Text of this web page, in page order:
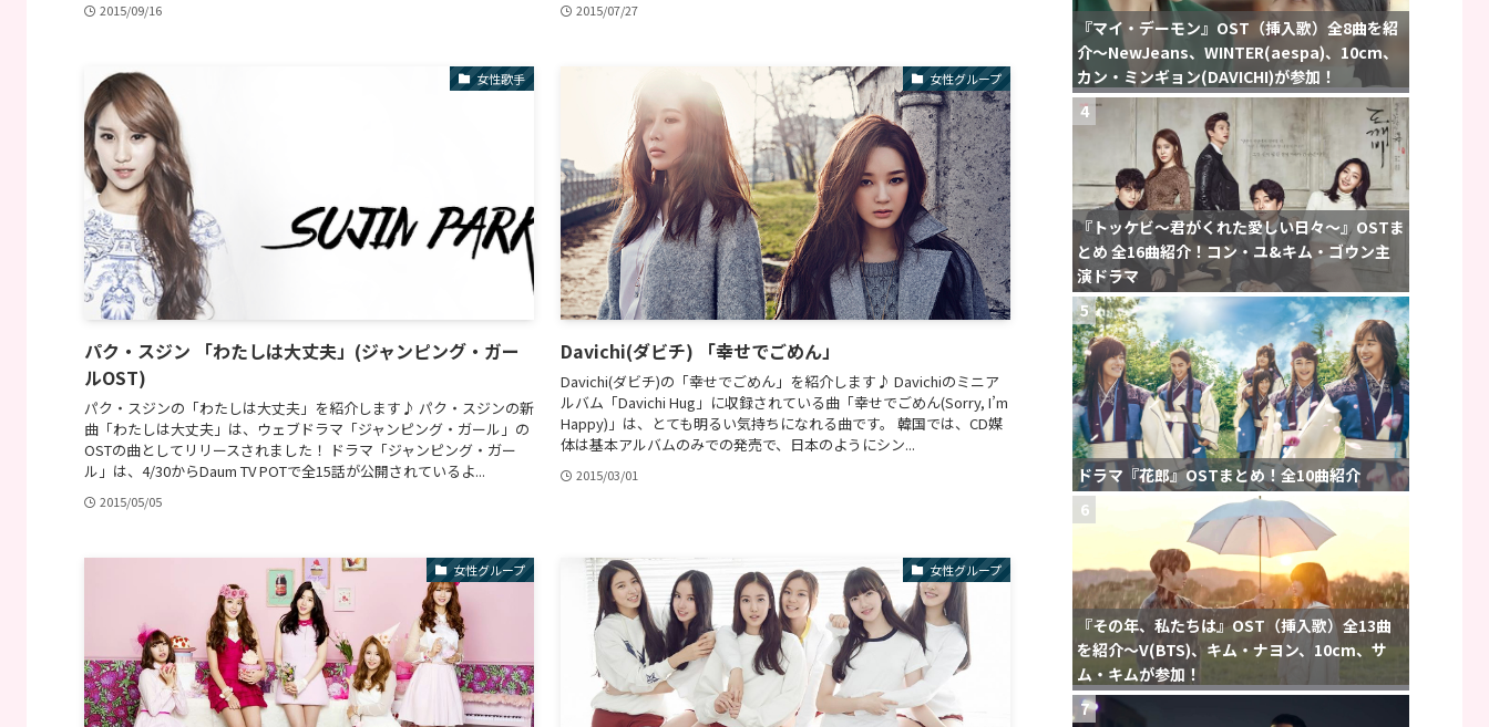
2015/09/16 2015/07/27
女性歌手
パク・スジン 「わたしは大丈夫」(ジャンピング・ガー
ルOST)
パク・スジンの「わたしは大丈夫」を紹介します♪ パク・スジンの新
曲「わたしは大丈夫」は、ウェブドラマ「ジャンピング・ガール」の
OSTの曲としてリリースされました！ ドラマ「ジャンピング・ガー
ル」は、4/30からDaum TV POTで全15話が公開されているよ...
2015/05/05
女性グループ
Davichi(ダビチ) 「幸せでごめん」
Davichi(ダビチ)の「幸せでごめん」を紹介します♪ Davichiのミニア
ルバム「Davichi Hug」に収録されている曲「幸せでごめん(Sorry, I’m
Happy)」は、とても明るい気持ちになれる曲です。 韓国では、CD媒
体は基本アルバムのみでの発売で、日本のようにシン...
2015/03/01
女性グループ 女性グループ
『マイ・デーモン』OST（挿入歌）全8曲を紹
介〜NewJeans、WINTER(aespa)、10cm、
カン・ミンギョン(DAVICHI)が参加！
4
『トッケビ〜君がくれた愛しい日々〜』OSTま
とめ 全16曲紹介！コン・ユ&キム・ゴウン主
演ドラマ
5
ドラマ『花郎』OSTまとめ！全10曲紹介
6
『その年、私たちは』OST（挿入歌）全13曲
を紹介〜V(BTS)、キム・ナヨン、10cm、サ
ム・キムが参加！
7